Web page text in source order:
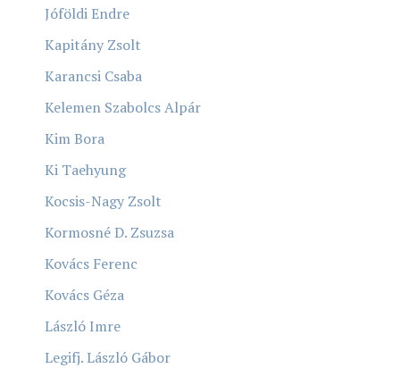
Jóföldi Endre
Kapitány Zsolt
Karancsi Csaba
Kelemen Szabolcs Alpár
Kim Bora
Ki Taehyung
Kocsis-Nagy Zsolt
Kormosné D. Zsuzsa
Kovács Ferenc
Kovács Géza
László Imre
Legifj. László Gábor